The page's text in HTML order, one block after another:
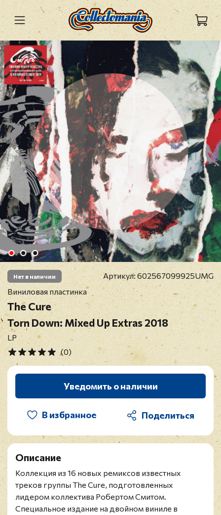
Нет в наличии Артикул:602567099925UMG
Виниловая пластинка
The Cure
Torn Down: Mixed Up Extras 2018
LP
(0)
Уведомить о наличии
В избранное
Описание
Коллекция из 16 новых ремиксов известных
треков группы The Cure, подготовленных
лидером коллектива Робертом Смитом.
Cпециальное издание на двойном виниле в